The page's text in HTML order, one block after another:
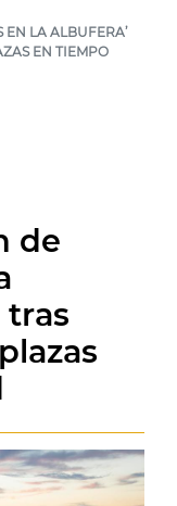
EN LA ALBUFERA’
EN TIEMPO
de
tras